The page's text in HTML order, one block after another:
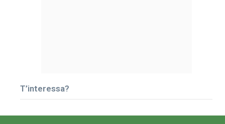
T’interessa?